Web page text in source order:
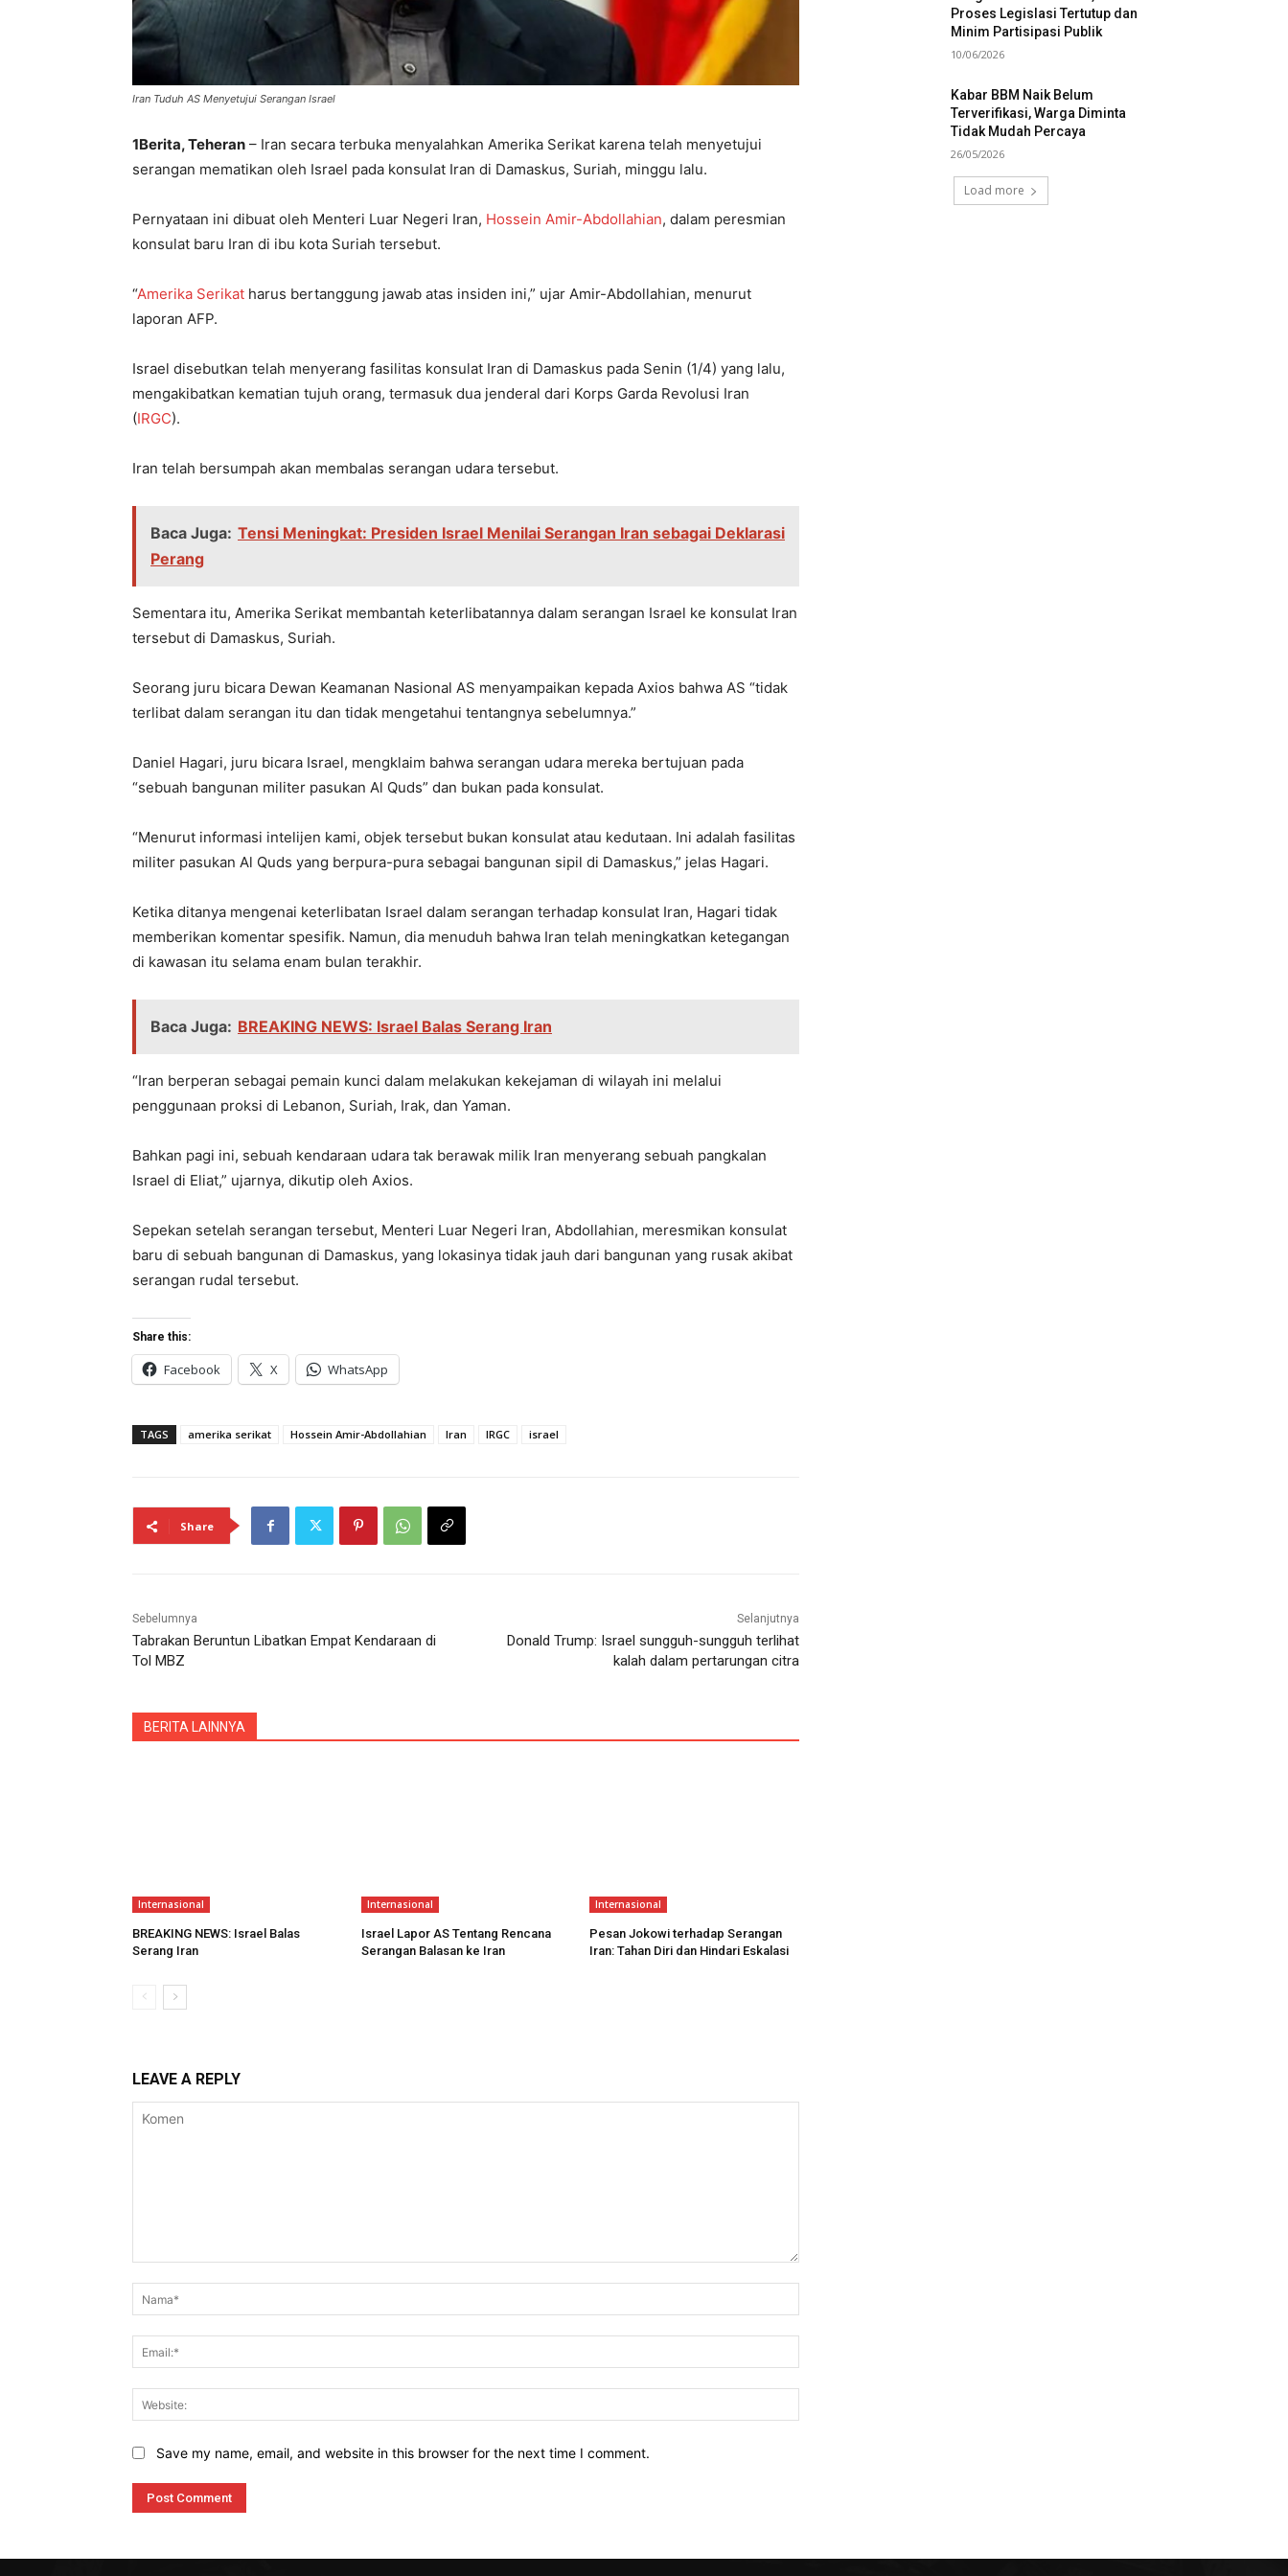
Iran Tuduh AS Menyetujui Serangan Israel
1Berita, Teheran – Iran secara terbuka menyalahkan Amerika Serikat karena telah menyetujui
serangan mematikan oleh Israel pada konsulat Iran di Damaskus, Suriah, minggu lalu.
Pernyataan ini dibuat oleh Menteri Luar Negeri Iran, Hossein Amir-Abdollahian, dalam peresmian
konsulat baru Iran di ibu kota Suriah tersebut.
“Amerika Serikat harus bertanggung jawab atas insiden ini,” ujar Amir-Abdollahian, menurut
laporan AFP.
Israel disebutkan telah menyerang fasilitas konsulat Iran di Damaskus pada Senin (1/4) yang lalu,
mengakibatkan kematian tujuh orang, termasuk dua jenderal dari Korps Garda Revolusi Iran
(IRGC).
Iran telah bersumpah akan membalas serangan udara tersebut.
Baca Juga: Tensi Meningkat: Presiden Israel Menilai Serangan Iran sebagai Deklarasi
Perang
Sementara itu, Amerika Serikat membantah keterlibatannya dalam serangan Israel ke konsulat Iran
tersebut di Damaskus, Suriah.
Seorang juru bicara Dewan Keamanan Nasional AS menyampaikan kepada Axios bahwa AS “tidak
terlibat dalam serangan itu dan tidak mengetahui tentangnya sebelumnya.”
Daniel Hagari, juru bicara Israel, mengklaim bahwa serangan udara mereka bertujuan pada
“sebuah bangunan militer pasukan Al Quds” dan bukan pada konsulat.
“Menurut informasi intelijen kami, objek tersebut bukan konsulat atau kedutaan. Ini adalah fasilitas
militer pasukan Al Quds yang berpura-pura sebagai bangunan sipil di Damaskus,” jelas Hagari.
Ketika ditanya mengenai keterlibatan Israel dalam serangan terhadap konsulat Iran, Hagari tidak
memberikan komentar spesifik. Namun, dia menuduh bahwa Iran telah meningkatkan ketegangan
di kawasan itu selama enam bulan terakhir.
Baca Juga: BREAKING NEWS: Israel Balas Serang Iran
“Iran berperan sebagai pemain kunci dalam melakukan kekejaman di wilayah ini melalui
penggunaan proksi di Lebanon, Suriah, Irak, dan Yaman.
Bahkan pagi ini, sebuah kendaraan udara tak berawak milik Iran menyerang sebuah pangkalan
Israel di Eliat,” ujarnya, dikutip oleh Axios.
Sepekan setelah serangan tersebut, Menteri Luar Negeri Iran, Abdollahian, meresmikan konsulat
baru di sebuah bangunan di Damaskus, yang lokasinya tidak jauh dari bangunan yang rusak akibat
serangan rudal tersebut.
Share this:
Facebook X WhatsApp
TAGS amerika serikat Hossein Amir-Abdollahian Iran IRGC israel
Share
Sebelumnya
Tabrakan Beruntun Libatkan Empat Kendaraan di
Tol MBZ
Selanjutnya
Donald Trump: Israel sungguh-sungguh terlihat
kalah dalam pertarungan citra
BERITA LAINNYA
Internasional
BREAKING NEWS: Israel Balas
Serang Iran
Internasional
Israel Lapor AS Tentang Rencana
Serangan Balasan ke Iran
Internasional
Pesan Jokowi terhadap Serangan
Iran: Tahan Diri dan Hindari Eskalasi
LEAVE A REPLY
Save my name, email, and website in this browser for the next time I comment.
Proses Legislasi Tertutup dan
Minim Partisipasi Publik
10/06/2026
Kabar BBM Naik Belum
Terverifikasi, Warga Diminta
Tidak Mudah Percaya
26/05/2026
Load more